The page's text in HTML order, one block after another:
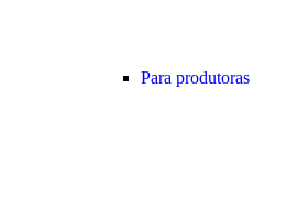
Para produtoras